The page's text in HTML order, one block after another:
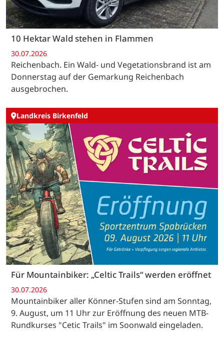
10 Hektar Wald stehen in Flammen
30.07.2026
Reichenbach. Ein Wald- und Vegetationsbrand ist am
Donnerstag auf der Gemarkung Reichenbach
ausgebrochen.
Landkreis Birkenfeld
Für Mountainbiker: „Celtic Trails“ werden eröffnet
30.07.2026
Mountainbiker aller Könner-Stufen sind am Sonntag,
9. August, um 11 Uhr zur Eröffnung des neuen MTB-
Rundkurses "Cetic Trails" im Soonwald eingeladen.